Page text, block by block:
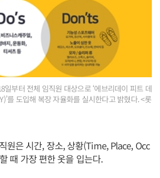
부터 전체 임직원 대상으로 ‘에브리데이 피트 데
를 도입해 복장 자율화를 실시한다고 밝혔다. <롯
원은 시간, 장소, 상황(Time, Place, Occ
때 가장 편한 옷을 입는다.